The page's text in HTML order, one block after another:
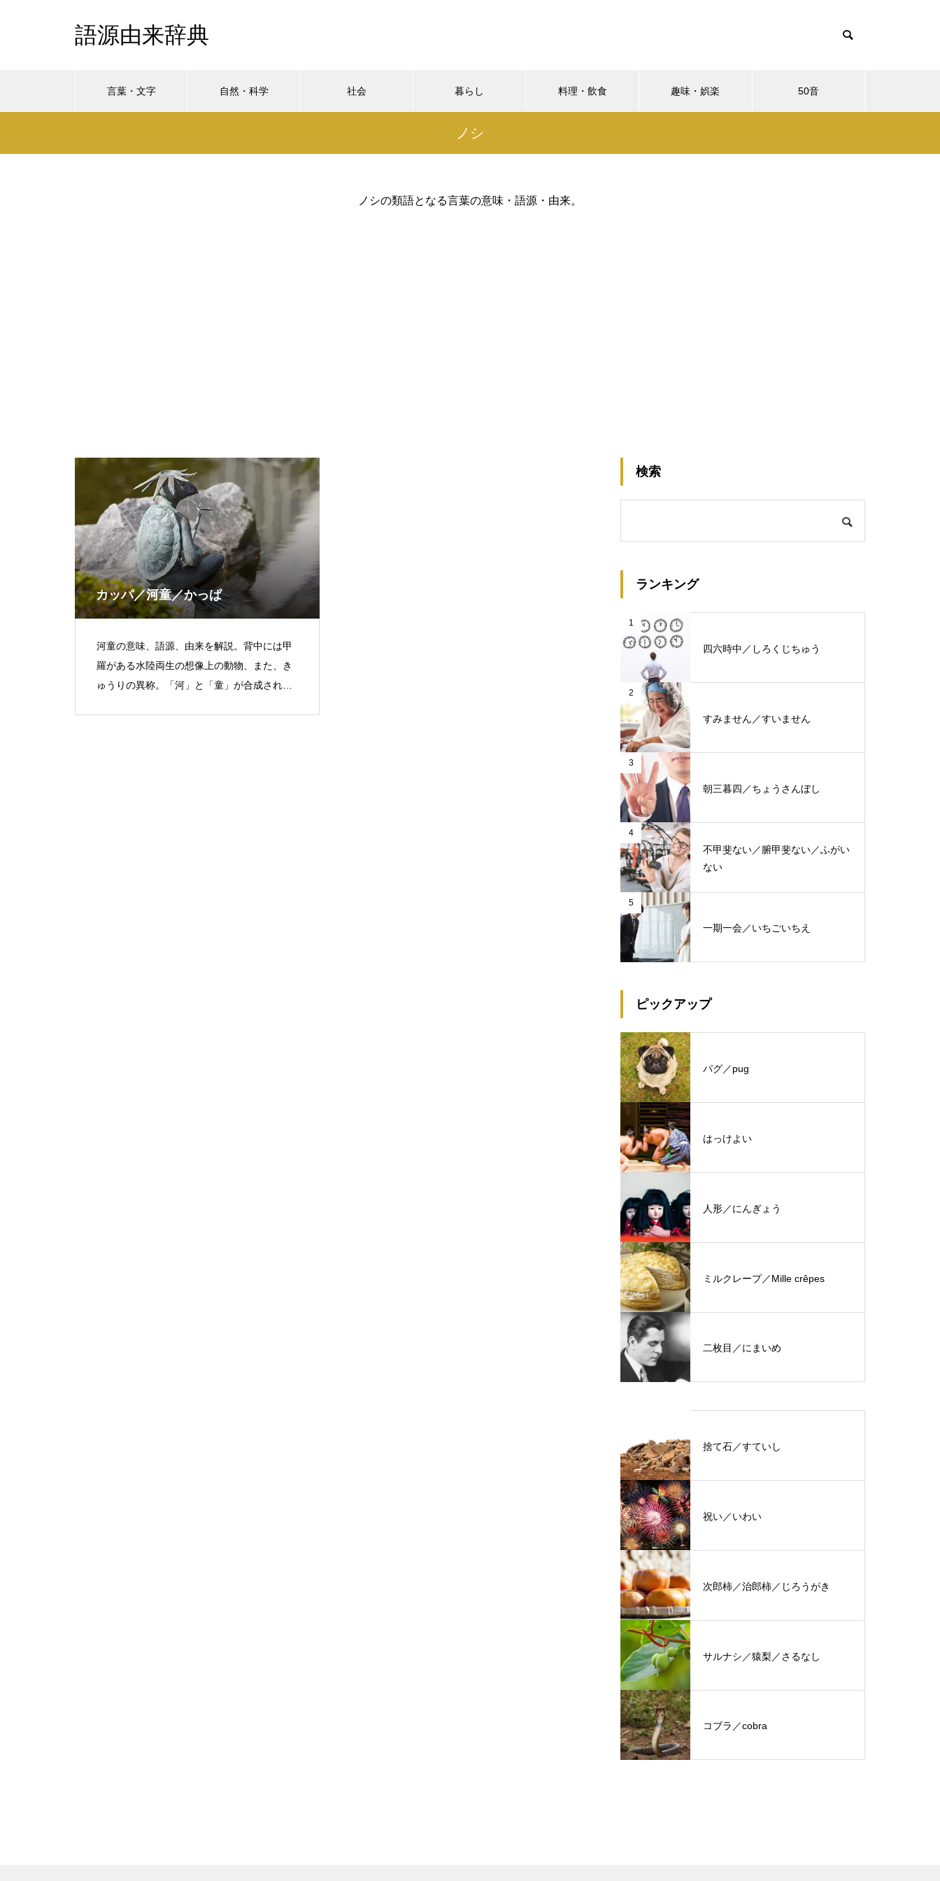
語源由来辞典
言葉・文字 自然・科学 社会 暮らし 料理・飲食 趣味・娯楽 50音
ノシ
ノシの類語となる言葉の意味・語源・由来。
カッパ／河童／かっぱ
河童の意味、語源、由来を解説。背中には甲
羅がある水陸両生の想像上の動物、また、き
ゅうりの異称。「河」と「童」が合成され訛
検索
ランキング
1
四六時中／しろくじちゅう
2
すみません／すいません
3
朝三暮四／ちょうさんぼし
4
不甲斐ない／腑甲斐ない／ふがい
ない
5
一期一会／いちごいちえ
ピックアップ
パグ／pug
はっけよい
人形／にんぎょう
ミルクレープ／Mille crêpes
二枚目／にまいめ
捨て石／すていし
祝い／いわい
次郎柿／治郎柿／じろうがき
サルナシ／猿梨／さるなし
コブラ／cobra